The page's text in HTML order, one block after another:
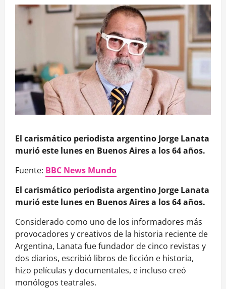
El carismático periodista argentino Jorge Lanata
murió este lunes en Buenos Aires a los 64 años.
Fuente: BBC News Mundo
El carismático periodista argentino Jorge Lanata
murió este lunes en Buenos Aires a los 64 años.
Considerado como uno de los informadores más
provocadores y creativos de la historia reciente de
Argentina, Lanata fue fundador de cinco revistas y
dos diarios, escribió libros de ficción e historia,
hizo películas y documentales, e incluso creó
monólogos teatrales.